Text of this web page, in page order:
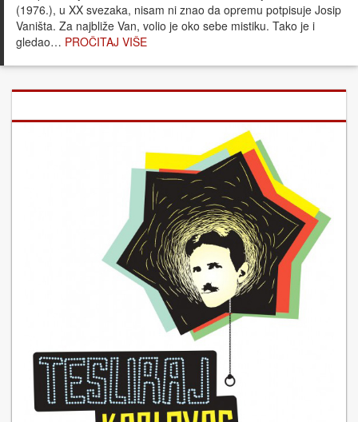
(1976.), u XX svezaka, nisam ni znao da opremu potpisuje Josip
Vaništa. Za najbliže Van, volio je oko sebe mistiku. Tako je i
gledao… PROČITAJ VIŠE